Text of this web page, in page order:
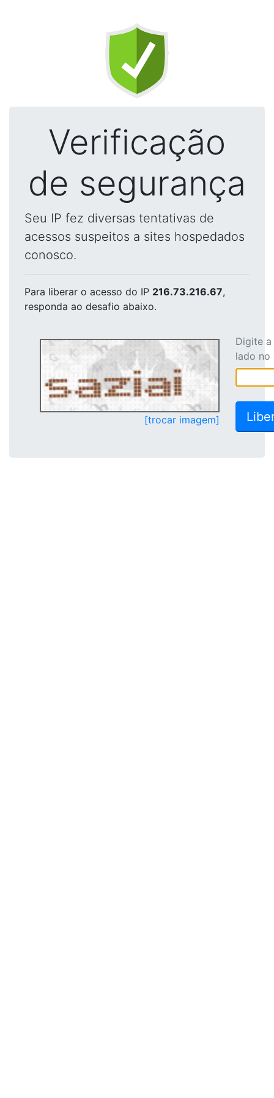
Verificação
de segurança
Seu IP fez diversas tentativas de
acessos suspeitos a sites hospedados
conosco.
Para liberar o acesso do IP 216.73.216.67,
responda ao desafio abaixo.
[trocar imagem]
Digite
lado no